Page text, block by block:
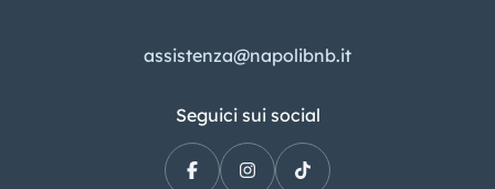
assistenza@napolibnb.it
Seguici sui social